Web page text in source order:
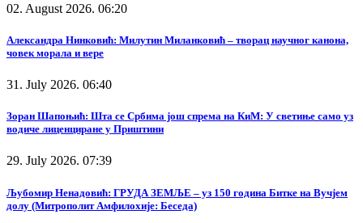
02. August 2026. 06:20
Александра Нинковић: Милутин Миланковић – творац научног канона,
човек морала и вере
31. July 2026. 06:40
Зоран Шапоњић: Шта се Србима још спрема на КиМ: У светиње само уз
водиче лиценциране у Приштини
29. July 2026. 07:39
Љубомир Ненадовић: ГРУДА ЗЕМЉЕ – уз 150 година Битке на Вучјем
долу (Митрополит Амфилохије: Беседа)